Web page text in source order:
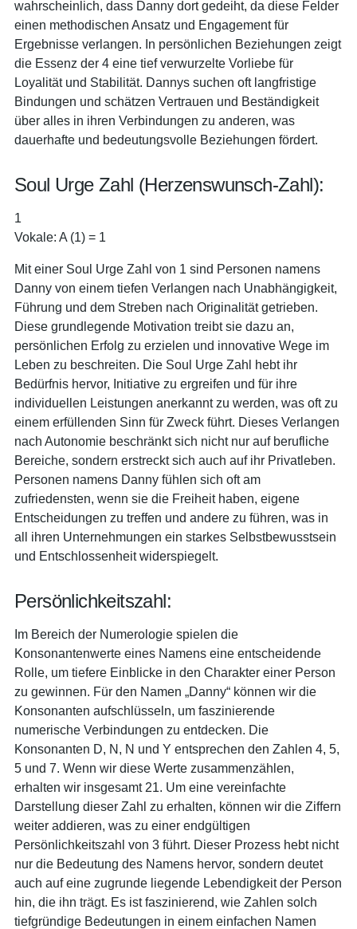
wahrscheinlich, dass Danny dort gedeiht, da diese Felder
einen methodischen Ansatz und Engagement für
Ergebnisse verlangen. In persönlichen Beziehungen zeigt
die Essenz der 4 eine tief verwurzelte Vorliebe für
Loyalität und Stabilität. Dannys suchen oft langfristige
Bindungen und schätzen Vertrauen und Beständigkeit
über alles in ihren Verbindungen zu anderen, was
dauerhafte und bedeutungsvolle Beziehungen fördert.
Soul Urge Zahl (Herzenswunsch-Zahl):
1
Vokale: A (1) = 1
Mit einer Soul Urge Zahl von 1 sind Personen namens
Danny von einem tiefen Verlangen nach Unabhängigkeit,
Führung und dem Streben nach Originalität getrieben.
Diese grundlegende Motivation treibt sie dazu an,
persönlichen Erfolg zu erzielen und innovative Wege im
Leben zu beschreiten. Die Soul Urge Zahl hebt ihr
Bedürfnis hervor, Initiative zu ergreifen und für ihre
individuellen Leistungen anerkannt zu werden, was oft zu
einem erfüllenden Sinn für Zweck führt. Dieses Verlangen
nach Autonomie beschränkt sich nicht nur auf berufliche
Bereiche, sondern erstreckt sich auch auf ihr Privatleben.
Personen namens Danny fühlen sich oft am
zufriedensten, wenn sie die Freiheit haben, eigene
Entscheidungen zu treffen und andere zu führen, was in
all ihren Unternehmungen ein starkes Selbstbewusstsein
und Entschlossenheit widerspiegelt.
Persönlichkeitszahl:
Im Bereich der Numerologie spielen die
Konsonantenwerte eines Namens eine entscheidende
Rolle, um tiefere Einblicke in den Charakter einer Person
zu gewinnen. Für den Namen „Danny“ können wir die
Konsonanten aufschlüsseln, um faszinierende
numerische Verbindungen zu entdecken. Die
Konsonanten D, N, N und Y entsprechen den Zahlen 4, 5,
5 und 7. Wenn wir diese Werte zusammenzählen,
erhalten wir insgesamt 21. Um eine vereinfachte
Darstellung dieser Zahl zu erhalten, können wir die Ziffern
weiter addieren, was zu einer endgültigen
Persönlichkeitszahl von 3 führt. Dieser Prozess hebt nicht
nur die Bedeutung des Namens hervor, sondern deutet
auch auf eine zugrunde liegende Lebendigkeit der Person
hin, die ihn trägt. Es ist faszinierend, wie Zahlen solch
tiefgründige Bedeutungen in einem einfachen Namen